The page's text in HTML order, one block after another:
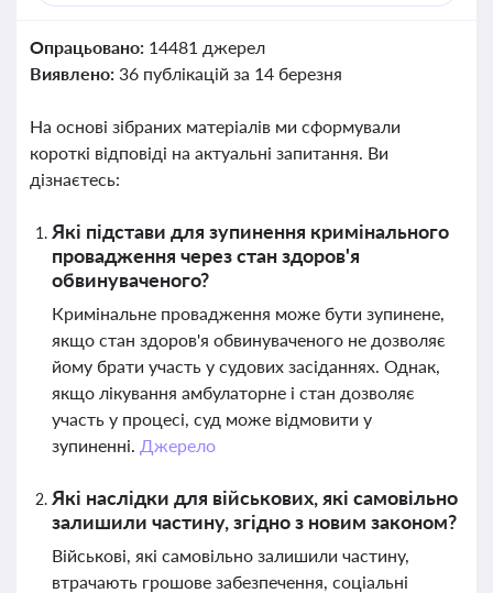
Опрацьовано: 14481 джерел
Виявлено: 36 публікацій за 14 березня
На основі зібраних матеріалів ми сформували
короткі відповіді на актуальні запитання. Ви
дізнаєтесь:
Які підстави для зупинення кримінального
провадження через стан здоров'я
обвинуваченого?
Кримінальне провадження може бути зупинене,
якщо стан здоров'я обвинуваченого не дозволяє
йому брати участь у судових засіданнях. Однак,
якщо лікування амбулаторне і стан дозволяє
участь у процесі, суд може відмовити у
зупиненні. Джерело
Які наслідки для військових, які самовільно
залишили частину, згідно з новим законом?
Військові, які самовільно залишили частину,
втрачають грошове забезпечення, соціальні